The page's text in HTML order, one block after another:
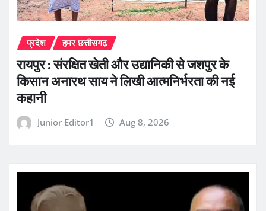
प्रदेश हमर छत्तीसगढ़
रायपुर : संरक्षित खेती और उद्यानिकी से जशपुर के
किसान अनारथ साय ने लिखी आत्मनिर्भरता की नई
कहानी
Junior Editor1 Aug 8, 2026